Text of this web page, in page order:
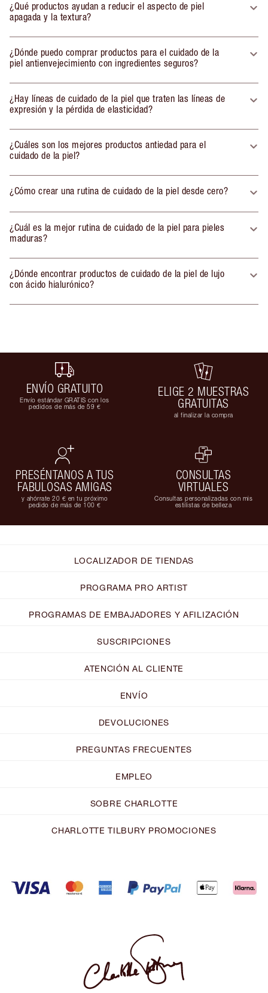
¿Qué productos ayudan a reducir el aspecto de piel
apagada y la textura?
¿Dónde puedo comprar productos para el cuidado de la
piel antienvejecimiento con ingredientes seguros?
¿Hay líneas de cuidado de la piel que traten las líneas de
expresión y la pérdida de elasticidad?
¿Cuáles son los mejores productos antiedad para el
cuidado de la piel?
¿Cómo crear una rutina de cuidado de la piel desde cero?
¿Cuál es la mejor rutina de cuidado de la piel para pieles
maduras?
¿Dónde encontrar productos de cuidado de la piel de lujo
con ácido hialurónico?
ENVÍO GRATUITO
Envío estándar GRATIS con los
pedidos de más de 59 €
ELIGE 2 MUESTRAS
GRATUITAS
al finalizar la compra
PRESÉNTANOS A TUS
FABULOSAS AMIGAS
y ahórrate 20 € en tu próximo
pedido de más de 100 €
CONSULTAS
VIRTUALES
Consultas personalizadas con mis
estilistas de belleza
LOCALIZADOR DE TIENDAS
PROGRAMA PRO ARTIST
PROGRAMAS DE EMBAJADORES Y AFILIZACIÓN
SUSCRIPCIONES
ATENCIÓN AL CLIENTE
ENVÍO
DEVOLUCIONES
PREGUNTAS FRECUENTES
EMPLEO
SOBRE CHARLOTTE
CHARLOTTE TILBURY PROMOCIONES